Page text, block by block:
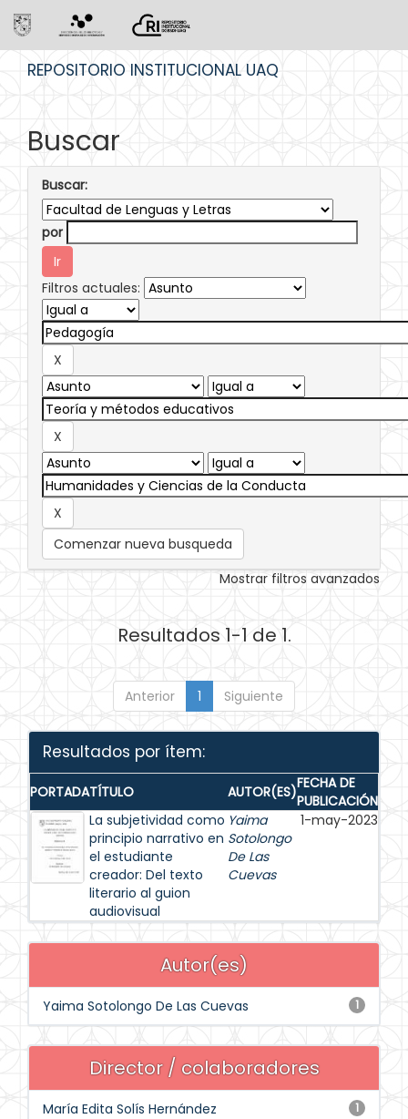
REPOSITORIO INSTITUCIONAL UAQ
Buscar
Buscar:
por
Filtros actuales:
Comenzar nueva busqueda
Mostrar filtros avanzados
Resultados 1-1 de 1.
Anterior 1 Siguiente
Resultados por ítem:
PORTADATÍTULO AUTOR(ES)FECHA DE
PUBLICACIÓN
La subjetividad como
principio narrativo en
el estudiante
creador: Del texto
literario al guion
audiovisual
Yaima
Sotolongo
De Las
Cuevas
1-may-2023
Autor(es)
1
Yaima Sotolongo De Las Cuevas
Director / colaboradores
1
María Edita Solís Hernández